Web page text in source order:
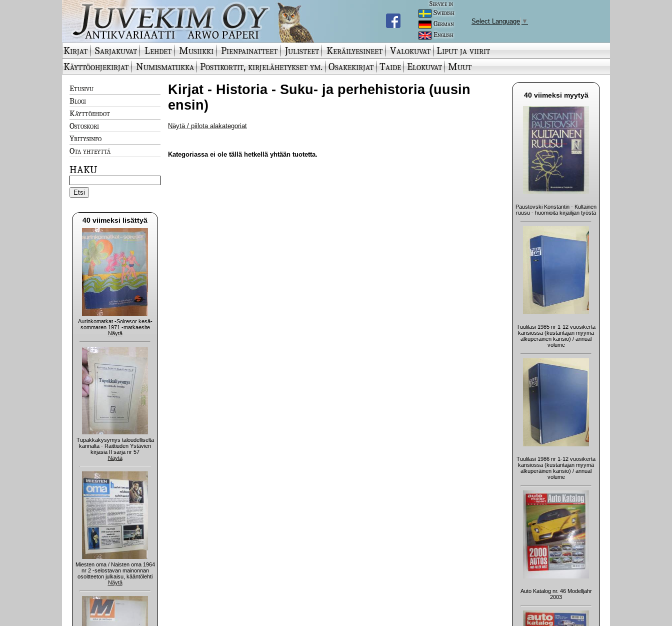
Service in
Swedish
German
English
Select Language ▼
Kirjat Sarjakuvat Lehdet Musiikki Pienpainatteet Julisteet Keräilyesineet Valokuvat Liput ja viirit
Käyttöohjekirjat
Numismatiikka Postikortit, kirjelähetykset ym. Osakekirjat Taide Elokuvat Muut
Etusivu
Blogi
Käyttöehdot
Ostoskori
Yritysinfo
Ota yhteyttä
HAKU
40 viimeksi lisättyä
Aurinkomatkat -Solresor kesä-
sommaren 1971 -matkaesite
Näytä
Tupakkakysymys taloudelliselta
kannalta - Raittiuden Ystävien
kirjasia II sarja nr 57
Näytä
Miesten oma / Naisten oma 1964
nr 2 -selostavan mainonnan
osoitteeton julkaisu, kääntölehti
Näytä
Kirjat - Historia - Suku- ja perhehistoria (uusin
ensin)
Näytä / piilota alakategoriat
Kategoriassa ei ole tällä hetkellä yhtään tuotetta.
40 viimeksi myytyä
Paustovski Konstantin - Kultainen
ruusu - huomioita kirjailijan työstä
Tuulilasi 1985 nr 1-12 vuosikerta
kansiossa (kustantajan myymä
alkuperäinen kansio) / annual
volume
Tuulilasi 1986 nr 1-12 vuosikerta
kansiossa (kustantajan myymä
alkuperäinen kansio) / annual
volume
Auto Katalog nr. 46 Modelljahr
2003